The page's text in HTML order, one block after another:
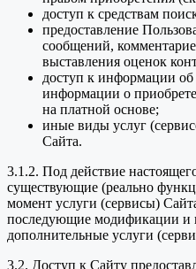
доступ к средствам
предоставление
сообщений,
выставления оценок
доступ к информации
информации о
на платной основе;
иные виды услуг
Сайта.
3.1.2. Под действие
существующие (реально
момент услуги (сервисы)
последующие модификации и
дополнительные услуги
3.2. Доступ к Сайту